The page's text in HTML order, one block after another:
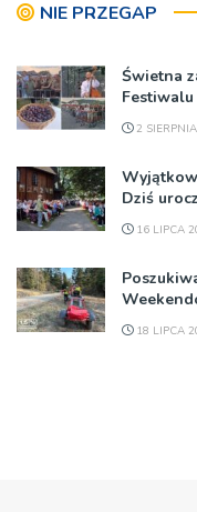
NIE PRZEGAP
Świetna
2
Dziś
16 LIPCA
18 LIPCA